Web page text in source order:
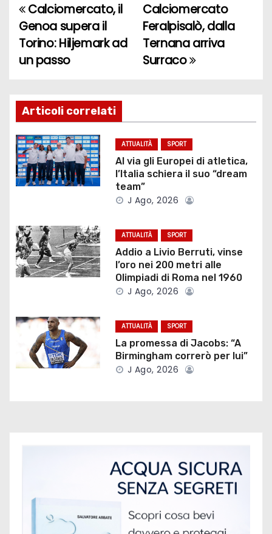
N
a
v
g
a
z
i
n
e
r
i
Calciomercato
Feralpisalò, dalla
Ternana arriva
Surraco
Calciomercato, il
Genoa supera il
Torino: Hiljemark ad
un passo
Articoli correlati
ATTUALITÀ SPORT
Al via gli Europei di atletica,
l’Italia schiera il suo “dream
team”
J Ago, 2026
ATTUALITÀ SPORT
Addio a Livio Berruti, vinse
l’oro nei 200 metri alle
Olimpiadi di Roma nel 1960
J Ago, 2026
ATTUALITÀ SPORT
La promessa di Jacobs: “A
Birmingham correrò per lui”
J Ago, 2026